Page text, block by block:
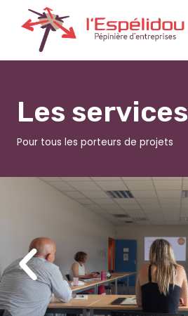
Les services
Pour tous les porteurs de projets